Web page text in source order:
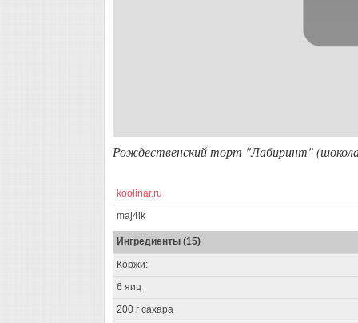
Рождественский торт "Лабиринт"
koolinar.ru
maj4ik
Ингредиенты (15)
Коржи:
6 яиц
200 г сахара